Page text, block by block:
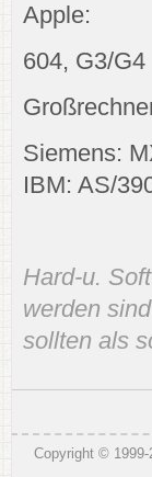
Apple:
604, G3/G4
Siemens:
IBM: AS/
Hard-u.
werden
sollten als
Copyright © 1999-